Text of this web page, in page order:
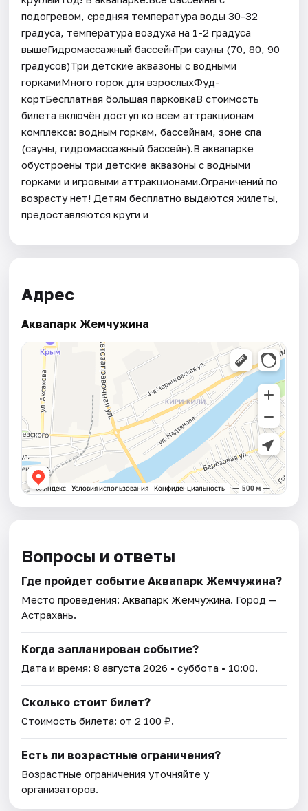
подогревом, средняя температура воды 30-32
градуса, температура воздуха на 1-2 градуса
вышеГидромассажный бассейнТри сауны (70, 80, 90
градусов)Три детские аквазоны с водными
горкамиМного горок для взрослыхФуд-
кортБесплатная большая парковкаВ стоимость
билета включён доступ ко всем аттракционам
комплекса: водным горкам, бассейнам, зоне спа
(сауны, гидромассажный бассейн).В аквапарке
обустроены три детские аквазоны с водными
горками и игровыми аттракционами.Ограничений по
возрасту нет! Детям бесплатно выдаются жилеты,
предоставляются круги и
Адрес
Аквапарк Жемчужина
Вопросы и ответы
Где пройдет событие Аквапарк Жемчужина?
Место проведения:Аквапарк Жемчужина. Город —
Астрахань.
Когда запланирован событие?
Дата и время:8 августа 2026 • суббота • 10:00.
Сколько стоит билет?
Стоимость билета: от 2 100 ₽.
Есть ли возрастные ограничения?
Возрастные ограничения уточняйте у
организаторов.